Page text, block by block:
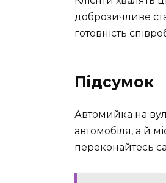
доброзичливе
готовність
Підсумок
Автомийка на
автомобіля, а й
переконайтесь